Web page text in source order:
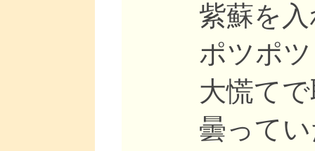
紫蘇を
ポツポ
大慌て
曇って